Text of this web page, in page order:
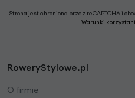
Strona jest chroniona przez reCAPTCHA i
Warunki
RoweryStylowe.pl
O firmie